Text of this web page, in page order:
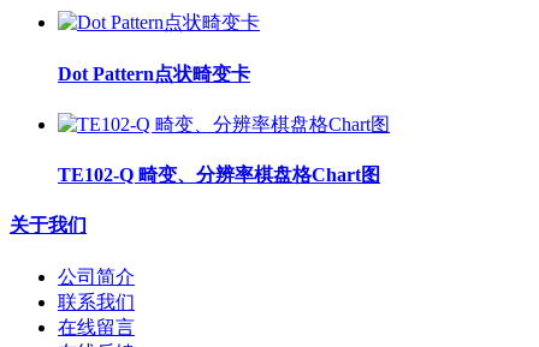
Dot Pattern点状畸变卡
TE102-Q 畸变、分辨率棋盘格Chart图
关于我们
公司简介
联系我们
在线留言